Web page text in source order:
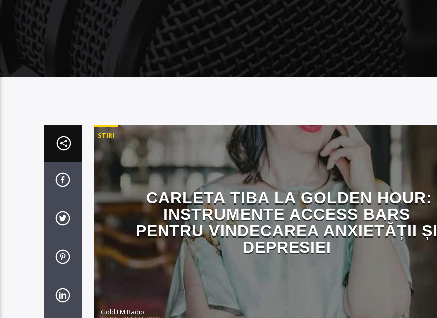
STIRI
CARLETA TIBA LA GOLDEN HOUR:
INSTRUMENTE ACCESS BARS
PENTRU VINDECAREA ANXIETĂȚII ȘI
DEPRESIEI
Gold FM Radio